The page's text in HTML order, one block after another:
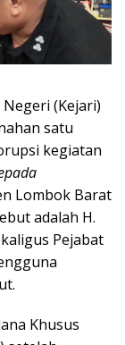
(Kejari)
satu
kegiatan
Lombok Barat
adalah H.
Pejabat
Khusus